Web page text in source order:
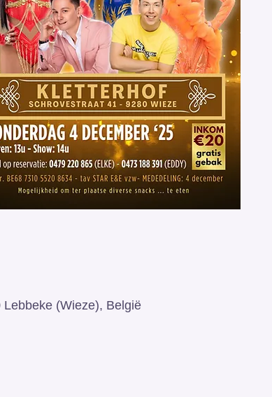
(Wieze), België